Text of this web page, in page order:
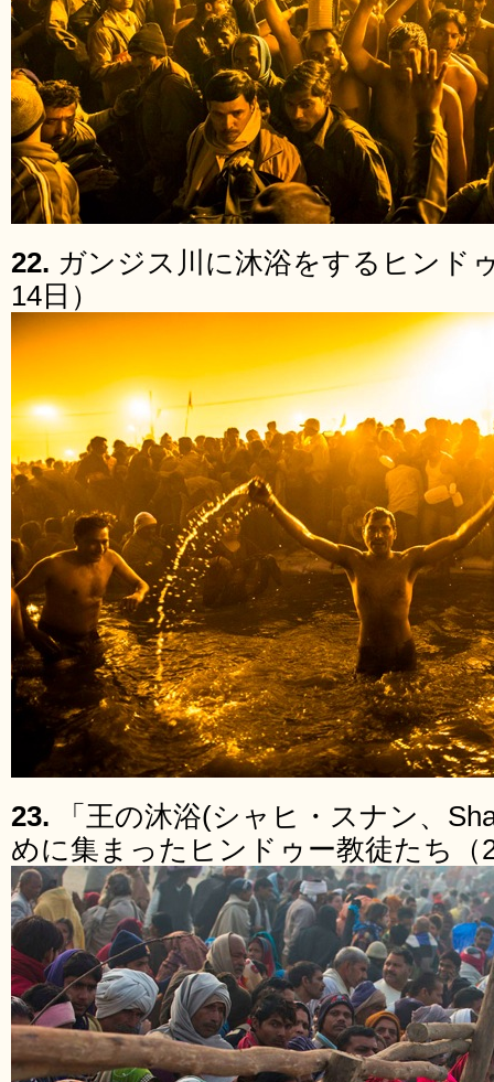
22. ガンジス川に沐浴をするヒンド
14日）
23.
「王の沐浴(シャヒ・スナン、
めに集まったヒンドゥー教徒たち（